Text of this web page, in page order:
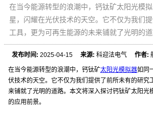
在当今能源转型的浪潮中，钙钛矿太阳光模
星，闪耀在光伏技术的天空。它不仅为我们
工具，更为可再生能源的未来铺就了光明的
发布时间: 2025-04-15来源: 科迎法电气作者:
在当今能源转型的浪潮中，钙钛矿太阳光模拟器如同
伏技术的天空。它不仅为我们提供了前所未有的研究
来铺就了光明的道路。本文将深入探讨钙钛矿太阳光
的应用前景。